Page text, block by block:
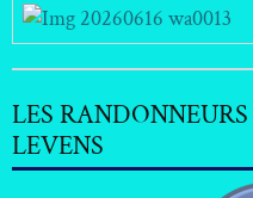
LES
LEVENS